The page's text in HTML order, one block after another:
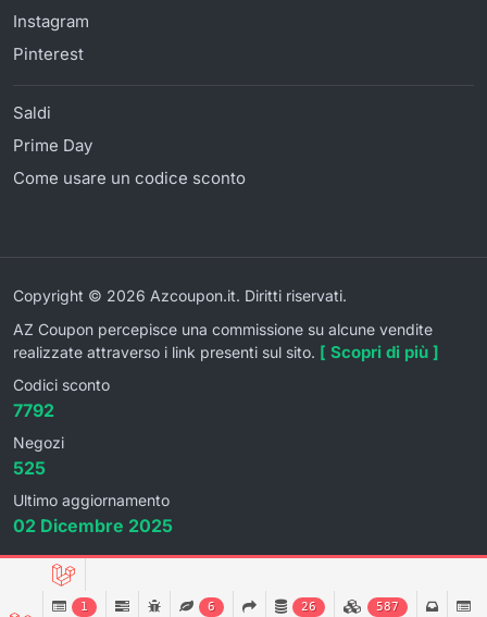
Instagram
Pinterest
Saldi
Prime Day
Come usare un codice sconto
Copyright © 2026 Azcoupon.it. Diritti riservati.
AZ Coupon percepisce una commissione su alcune vendite
realizzate attraverso i link presenti sul sito. [ Scopri di più ]
Codici sconto
7792
Negozi
525
Ultimo aggiornamento
02 Dicembre 2025
1 6 26 587